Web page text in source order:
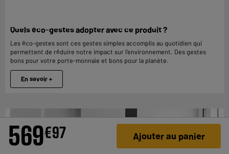
569€97 Ajouter au panier
Quels éco-gestes adopter avec ce produit ?
Les éco-gestes sont ces gestes simples accomplis au quotidien qui
permettent de réduire notre impact sur l'environnement. Des gestes
bons pour votre porte-monnaie et bons pour la planète.
En savoir +